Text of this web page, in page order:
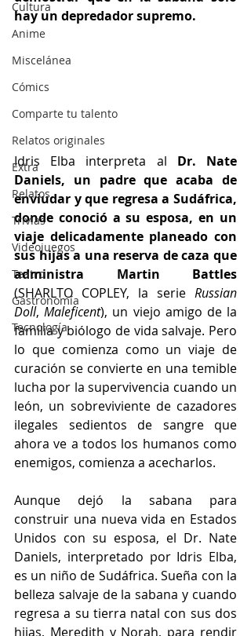
Cultura
Anime
Miscelánea
Cómics
Comparte tu talento
Relatos originales
Extra
Relatos
Trivias
Videojuegos
Teatro
Gastronomía
Tecnología
hay un depredador supremo.
Idris Elba interpreta al Dr. Nate
Daniels, un padre que acaba de
enviudar y que regresa a Sudáfrica,
donde conoció a su esposa, en un
viaje delicadamente planeado con
sus hijas a una reserva de caza que
administra Martin Battles
(SHARLTO COPLEY, la serie Russian
Doll, Maleficent), un viejo amigo de la
familia y biólogo de vida salvaje. Pero
lo que comienza como un viaje de
curación se convierte en una temible
lucha por la supervivencia cuando un
león, un sobreviviente de cazadores
ilegales sedientos de sangre que
ahora ve a todos los humanos como
enemigos, comienza a acecharlos.
Aunque dejó la sabana para
construir una nueva vida en Estados
Unidos con su esposa, el Dr. Nate
Daniels, interpretado por Idris Elba,
es un niño de Sudáfrica. Sueña con la
belleza salvaje de la sabana y cuando
regresa a su tierra natal con sus dos
hijas, Meredith y Norah, para rendir